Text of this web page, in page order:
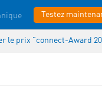
Testez
le prix "connect-Award